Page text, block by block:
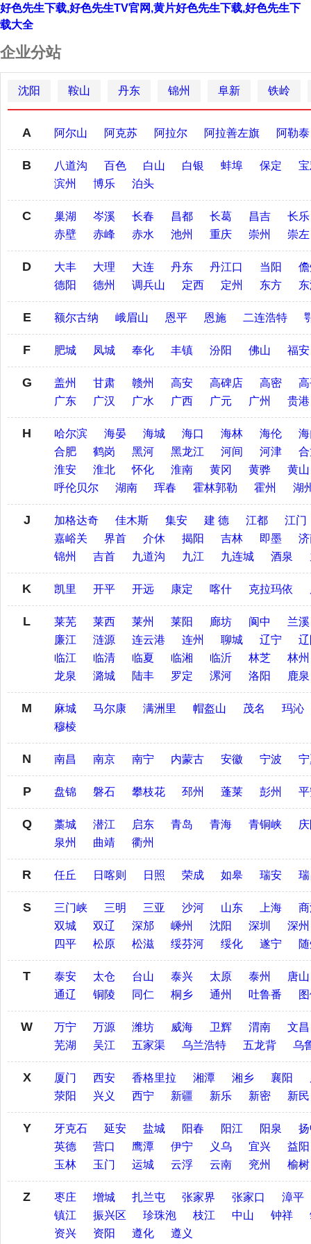
好色先生下载,好色先生TV官网,黄片好色先生下载,好色先生下
载大全
企业分站
沈阳 鞍山 丹东 锦州 阜新 铁岭
A 阿尔山 阿克苏 阿拉尔 阿拉善左旗 阿勒泰
B 八道沟 百色 白山 白银 蚌埠 保定
滨州
博乐 泊头
C 巢湖 岑溪 长春 昌都 长葛 昌吉
长乐
赤壁
赤峰 赤水 池州 重庆 崇州 崇左
D 大丰 大理 大连 丹东 丹江口 当阳
德阳
德州 调兵山 定西 定州 东方
E 额尔古纳 峨眉山 恩平 恩施 二连浩特
F 肥城 凤城 奉化 丰镇 汾阳 佛山 福安
G 盖州 甘肃 赣州 高安 高碑店 高密
广东
广汉 广水 广西 广元 广州 贵港
H 哈尔滨 海晏 海城 海口 海林 海伦
合肥
鹤岗 黑河 黑龙江 河间 河津
淮安
淮北 怀化 淮南 黄冈 黄骅
黄山
呼伦贝尔
湖南 珲春 霍林郭勒 霍州 湖
J 加格达奇 佳木斯 集安 建 德 江都
江门
嘉峪关
界首 介休 揭阳 吉林 即墨
锦州
吉首 九道沟 九江 九连城 酒泉
K 凯里 开平 开远 康定 喀什 克拉玛依
L 莱芜 莱西 莱州 莱阳 廊坊 阆中
兰溪
廉江
涟源 连云港 连州 聊城 辽宁
临江
临清 临夏 临湘 临沂 林芝
林州
龙泉
潞城 陆丰 罗定 漯河 洛阳 鹿泉
M 麻城 马尔康 满洲里 帽盔山 茂名
玛沁
穆棱
N 南昌 南京 南宁 内蒙古 安徽 宁波
P 盘锦 磐石 攀枝花 邳州 蓬莱 彭州
Q 藁城 潜江 启东 青岛 青海 青铜峡
泉州
曲靖 衢州
R 任丘 日喀则 日照 荣成 如皋 瑞安
S 三门峡 三明 三亚 沙河 山东 上海
双城
双辽 深邡 嵊州 沈阳 深圳
深州
四平
松原 松滋 绥芬河 绥化 遂宁
T 泰安 太仓 台山 泰兴 太原 泰州
唐山
通辽
铜陵 同仁 桐乡 通州 吐鲁番
W 万宁 万源 潍坊 威海 卫辉 渭南
文昌
芜湖
吴江 五家渠 乌兰浩特 五龙背 乌
X 厦门 西安 香格里拉 湘潭 湘乡 襄阳
荥阳
兴义 西宁 新疆 新乐 新密 新民
Y 牙克石 延安 盐城 阳春 阳江 阳泉
英德
营口 鹰潭 伊宁 义乌 宜兴
益阳
玉林
玉门 运城 云浮 云南 兖州 榆树
Z 枣庄 增城 扎兰屯 张家界 张家口
漳平
镇江
振兴区 珍珠泡 枝江 中山 钟祥
资兴
资阳 遵化 遵义